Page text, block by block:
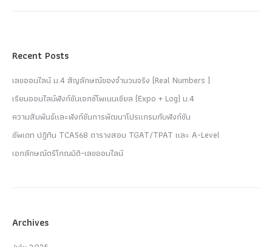
Recent Posts
เลขออนไลน์ ม.4 สัญลักษณ์ของจำนวนจริง (Real Numbers )
เรียนออนไลน์ฟังก์ชันเอกซ์โพเนนเชียล (Expo + Log) ม.4
ความสัมพันธ์และฟังก์ชันการพัฒนาโปรแกรมกับฟังก์ชัน
อัพเดท ปฏิทิน TCAS68 ตารางสอบ TGAT/TPAT และ A-Level
เอกลักษณ์ตรีโกณมิติ-เลขออนไลน์
Archives